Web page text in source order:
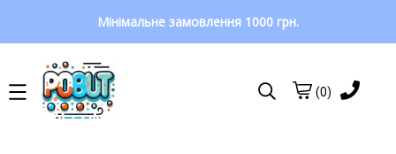
Мінімальне замовлення 1000 грн.
(0)